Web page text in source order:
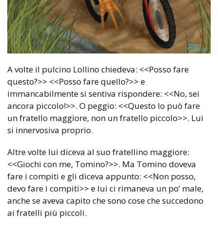
A volte il pulcino Lollino chiedeva: <<Posso fare
questo?>> <<Posso fare quello?>> e
immancabilmente si sentiva rispondere: <<No, sei
ancora piccolo!>>. O peggio: <<Questo lo può fare
un fratello maggiore, non un fratello piccolo>>. Lui
si innervosiva proprio.
Altre volte lui diceva al suo fratellino maggiore:
<<Giochi con me, Tomino?>>. Ma Tomino doveva
fare i compiti e gli diceva appunto: <<Non posso,
devo fare i compiti>> e lui ci rimaneva un po’ male,
anche se aveva capito che sono cose che succedono
ai fratelli più piccoli.